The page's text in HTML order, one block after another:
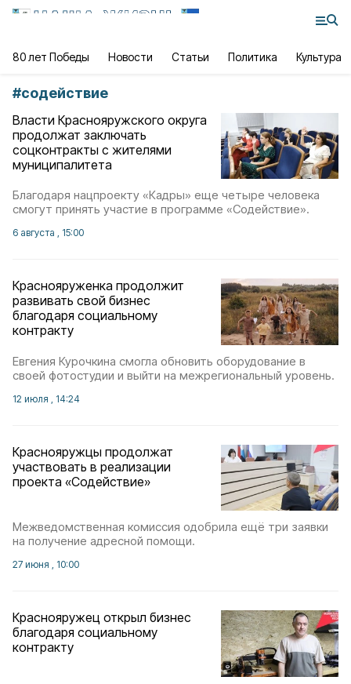
80 лет Победы Новости Статьи Политика Культура
#содействие
Власти Краснояружского округа
продолжат заключать
соцконтракты с жителями
муниципалитета
Благодаря нацпроекту «Кадры» еще четыре человека
смогут принять участие в программе «Содействие».
6 августа , 15:00
Краснояруженка продолжит
развивать свой бизнес
благодаря социальному
контракту
Евгения Курочкина смогла обновить оборудование в
своей фотостудии и выйти на межрегиональный уровень.
12 июля , 14:24
Краснояружцы продолжат
участвовать в реализации
проекта «Содействие»
Межведомственная комиссия одобрила ещё три заявки
на получение адресной помощи.
27 июня , 10:00
Краснояружец открыл бизнес
благодаря социальному
контракту